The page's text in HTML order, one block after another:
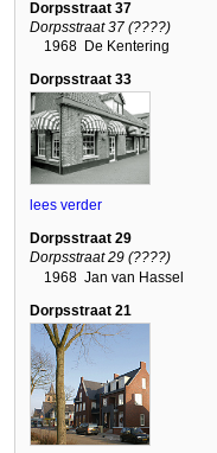
Dorpsstraat 37
Dorpsstraat 37 (????)
1968 De Kentering
Dorpsstraat 33
lees verder
Dorpsstraat 29
Dorpsstraat 29 (????)
1968 Jan van Hassel
Dorpsstraat 21